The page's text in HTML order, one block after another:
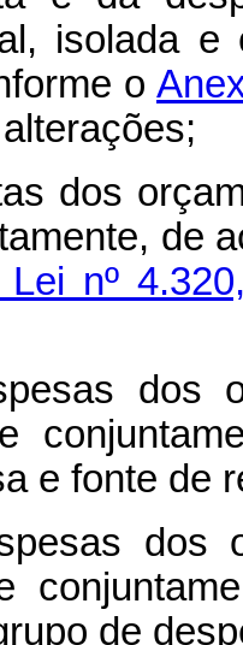
isolada e
o
dos
de
nº
dos
e fonte de
dos
de